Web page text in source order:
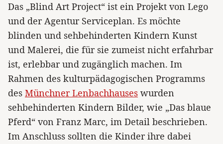
Das „Blind Art Project“ ist ein Projekt von Lego
und der Agentur Serviceplan. Es möchte
blinden und sehbehinderten Kindern Kunst
und Malerei, die für sie zumeist nicht erfahrbar
ist, erlebbar und zugänglich machen. Im
Rahmen des kulturpädagogischen Programms
des Münchner Lenbachhauses wurden
sehbehinderten Kindern Bilder, wie „Das blaue
Pferd“ von Franz Marc, im Detail beschrieben.
Im Anschluss sollten die Kinder ihre dabei